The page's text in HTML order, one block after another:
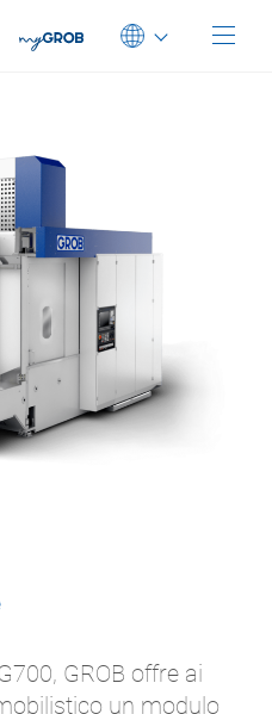
文
GROB offre ai
un modulo